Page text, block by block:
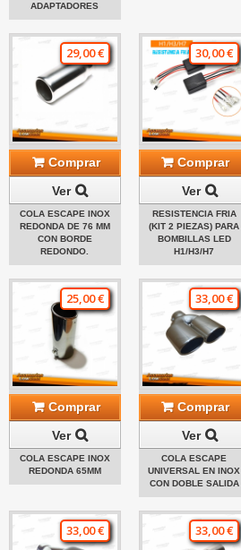
ADAPTADORES
29,00 €
Comprar
Ver
COLA ESCAPE INOX
REDONDA DE 76 MM
CON BORDE
REDONDO.
30,00 €
Comprar
Ver
RESISTENCIA FRIA
(KIT 2 PIEZAS) PARA
BOMBILLAS LED
H1/H3/H7
25,00 €
Comprar
Ver
COLA ESCAPE INOX
REDONDA 65MM
33,00 €
Comprar
Ver
COLA ESCAPE
UNIVERSAL EN INOX
CON DOBLE SALIDA
33,00 € 33,00 €